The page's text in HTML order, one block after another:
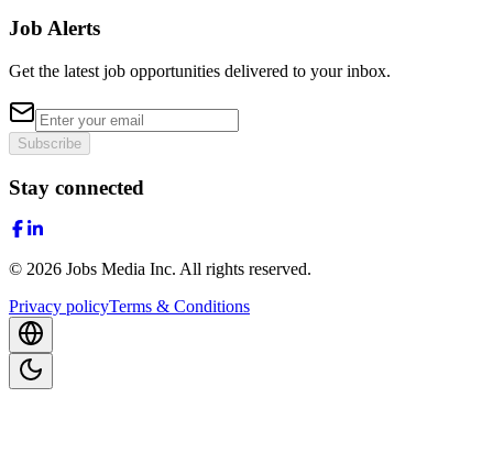
Job Alerts
Get the latest job opportunities delivered to your inbox.
Subscribe
Stay connected
© 2026 Jobs Media Inc. All rights reserved.
Privacy policyTerms & Conditions